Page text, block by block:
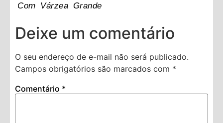
Com Várzea Grande
Deixe um comentário
O seu endereço de e-mail não será publicado.
Campos obrigatórios são marcados com *
Comentário *